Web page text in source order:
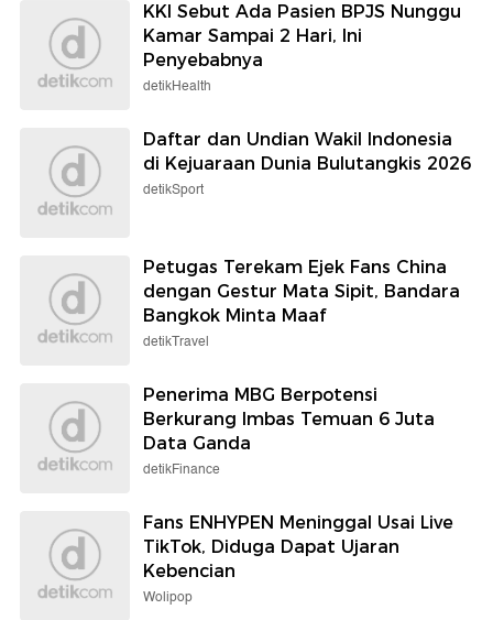
KKI Sebut Ada Pasien BPJS Nunggu
Kamar Sampai 2 Hari, Ini
Penyebabnya
detikHealth
Daftar dan Undian Wakil Indonesia
di Kejuaraan Dunia Bulutangkis 2026
detikSport
Petugas Terekam Ejek Fans China
dengan Gestur Mata Sipit, Bandara
Bangkok Minta Maaf
detikTravel
Penerima MBG Berpotensi
Berkurang Imbas Temuan 6 Juta
Data Ganda
detikFinance
Fans ENHYPEN Meninggal Usai Live
TikTok, Diduga Dapat Ujaran
Kebencian
Wolipop